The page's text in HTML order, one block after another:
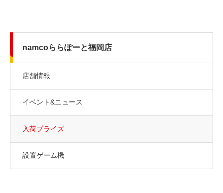
namcoららぽーと福岡店
店舗情報
イベント&ニュース
入荷プライズ
設置ゲーム機